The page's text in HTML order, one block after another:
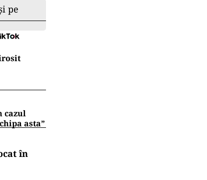
pe
cazul
asta”
în